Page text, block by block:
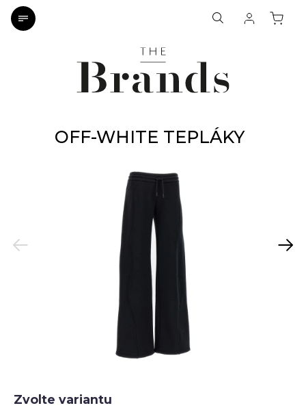
OFF-WHITE TEPLÁKY
Previous Next
Zvolte variantu